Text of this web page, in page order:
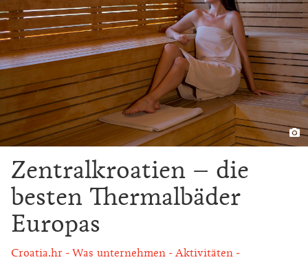
Zentralkroatien – die
besten Thermalbäder
Europas
Croatia.hr Was unternehmen
Aktivitäten